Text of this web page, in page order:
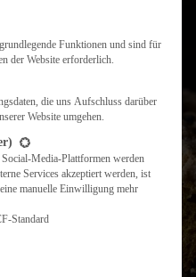
die eine Einwilligung erteilt werden
Funktionen und sind für
der Website erforderlich.
die uns Aufschluss darüber
Website umgehen.
Media-Plattformen werden
Services akzeptiert werden, ist
manuelle Einwilligung mehr
Standard